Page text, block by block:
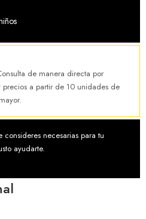
de manera directa por
a partir de 10 unidades de
consideres necesarias para tu
ayudarte.